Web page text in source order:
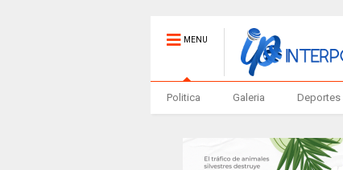
MENU
Politica Galeria Deportes